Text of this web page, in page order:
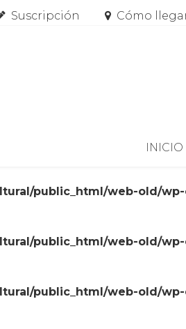
Suscripción Cómo
INICIO
public_html/web-old/
public_html/web-old/
public_html/web-old/